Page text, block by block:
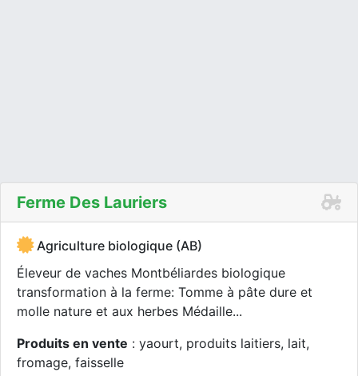
Ferme Des Lauriers
Agriculture biologique (AB)
Éleveur de vaches Montbéliardes biologique
transformation à la ferme: Tomme à pâte dure et
molle nature et aux herbes Médaille...
Produits en vente : yaourt, produits laitiers, lait,
fromage, faisselle